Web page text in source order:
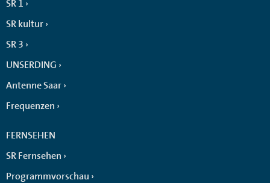
SR 1
SR kultur
SR 3
UNSERDING
Antenne Saar
Frequenzen
FERNSEHEN
SR Fernsehen
Programmvorschau